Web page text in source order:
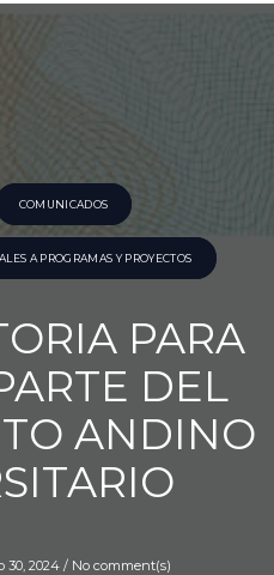
COMUNICADOS
A PROGRAMAS Y PROYECTOS
PARA
DEL
ANDINO
30, 2024 No comment(s)